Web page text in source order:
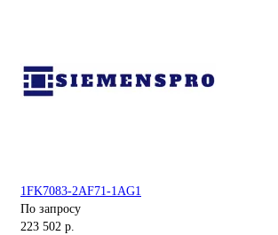
1FK7083-2AF71-1AG1
По запросу
223 502 р.